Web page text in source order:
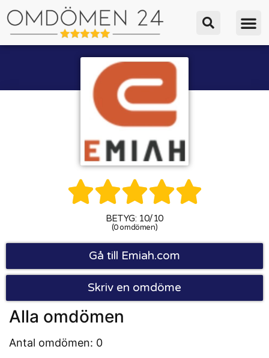

BETYG: 10/10
(0 omdömen)
Gå till Emiah.com
Skriv en omdöme
Alla omdömen
Antal omdömen: 0